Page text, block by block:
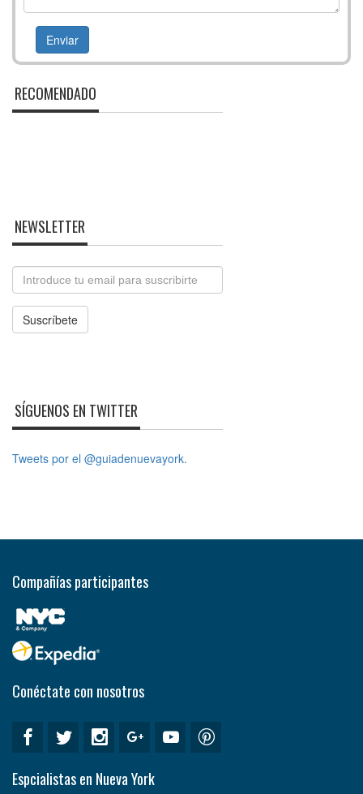
RECOMENDADO
NEWSLETTER
Email
Suscríbete
SÍGUENOS EN TWITTER
Tweets por el @guiadenuevayork.
Compañías participantes
Conéctate con nosotros
Espcialistas en Nueva York